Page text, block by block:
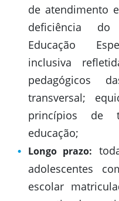
de atendimento
deficiência do
Educação
inclusiva
pedagógicos
transversal;
princípios de
educação;
Longo prazo:
adolescentes
escolar